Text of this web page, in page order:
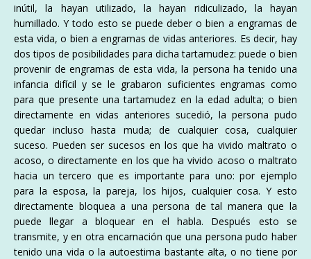
inútil, la hayan utilizado, la hayan ridiculizado, la hayan
humillado. Y todo esto se puede deber o bien a engramas de
esta vida, o bien a engramas de vidas anteriores. Es decir, hay
dos tipos de posibilidades para dicha tartamudez: puede o bien
provenir de engramas de esta vida, la persona ha tenido una
infancia difícil y se le grabaron suficientes engramas como
para que presente una tartamudez en la edad adulta; o bien
directamente en vidas anteriores sucedió, la persona pudo
quedar incluso hasta muda; de cualquier cosa, cualquier
suceso. Pueden ser sucesos en los que ha vivido maltrato o
acoso, o directamente en los que ha vivido acoso o maltrato
hacia un tercero que es importante para uno: por ejemplo
para la esposa, la pareja, los hijos, cualquier cosa. Y esto
directamente bloquea a una persona de tal manera que la
puede llegar a bloquear en el habla. Después esto se
transmite, y en otra encarnación que una persona pudo haber
tenido una vida o la autoestima bastante alta, o no tiene por